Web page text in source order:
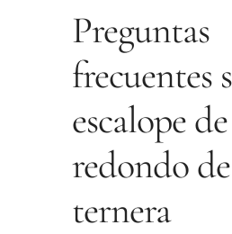
Preguntas
frecuentes
escalope de
redondo de
ternera